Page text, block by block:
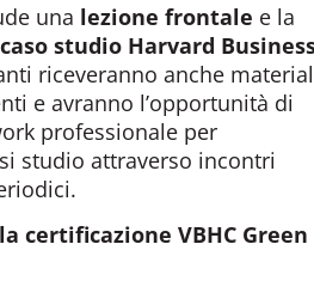
una lezione frontale e la
caso studio Harvard
riceveranno anche
e avranno l’opportunità di
professionale per
studio attraverso incontri
certificazione VBHC Green